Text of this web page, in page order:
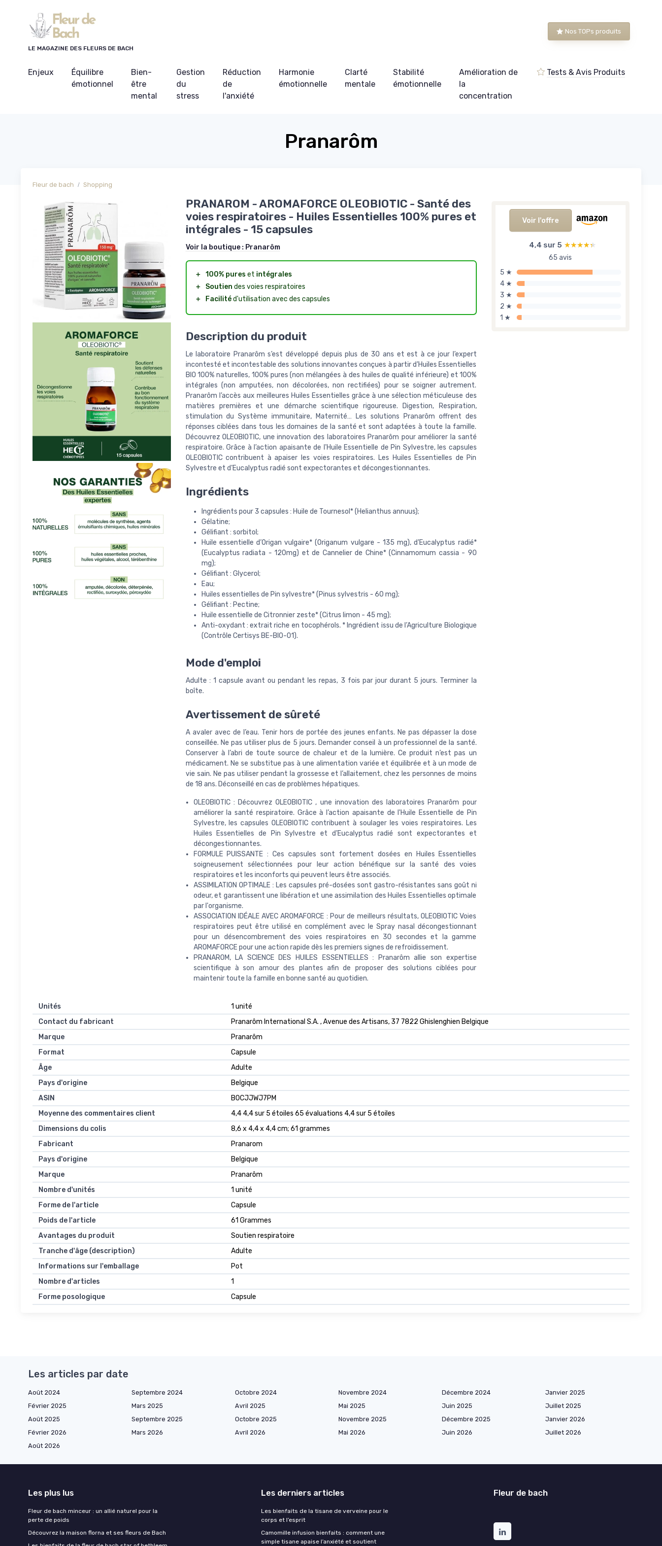
LE MAGAZINE DES FLEURS DE BACH
Nos TOPs produits
Enjeux
Équilibre
émotionnel
Bien-
être
mental
Gestion
du
stress
Réduction
de
l'anxiété
Harmonie
émotionnelle
Clarté
mentale
Stabilité
émotionnelle
Amélioration de
la
concentration
Tests & Avis Produits
Pranarôm
Fleur de bach Shopping
Voir l'offre
4,4 sur 5 ★★★★★
★★★★★
65 avis
5 ★
4 ★
3 ★
2 ★
1 ★
PRANAROM - AROMAFORCE OLEOBIOTIC - Santé des
voies respiratoires - Huiles Essentielles 100% pures et
intégrales - 15 capsules
Voir la boutique : Pranarôm
＋ 100% pures et intégrales
＋
Soutien des voies respiratoires
＋
Facilitéd'utilisation avec des capsules
Description du produit
Le laboratoire Pranarôm s’est développé depuis plus de 30 ans et est à ce jour l’expert
incontesté et incontestable des solutions innovantes conçues à partir d’Huiles Essentielles
BIO 100% naturelles, 100% pures (non mélangées à des huiles de qualité inférieure) et 100%
intégrales (non amputées, non décolorées, non rectifiées) pour se soigner autrement.
Pranarôm l’accès aux meilleures Huiles Essentielles grâce à une sélection méticuleuse des
matières premières et une démarche scientifique rigoureuse. Digestion, Respiration,
stimulation du Système immunitaire, Maternité… Les solutions Pranarôm offrent des
réponses ciblées dans tous les domaines de la santé et sont adaptées à toute la famille.
Découvrez OLEOBIOTIC, une innovation des laboratoires Pranarôm pour améliorer la santé
respiratoire. Grâce à l’action apaisante de l'Huile Essentielle de Pin Sylvestre, les capsules
OLEOBIOTIC contribuent à apaiser les voies respiratoires. Les Huiles Essentielles de Pin
Sylvestre et d’Eucalyptus radié sont expectorantes et décongestionnantes.
Ingrédients
Ingrédients pour 3 capsules : Huile de Tournesol* (Helianthus annuus);
Gélatine;
Gélifiant : sorbitol;
Huile essentielle d’Origan vulgaire* (Origanum vulgare - 135 mg), d’Eucalyptus radié*
(Eucalyptus radiata - 120mg) et de Cannelier de Chine* (Cinnamomum cassia - 90
mg);
Gélifiant : Glycerol;
Eau;
Huiles essentielles de Pin sylvestre* (Pinus sylvestris - 60 mg);
Gélifiant : Pectine;
Huile essentielle de Citronnier zeste* (Citrus limon - 45 mg);
Anti-oxydant : extrait riche en tocophérols. * Ingrédient issu de l’Agriculture Biologique
(Contrôle Certisys BE-BIO-01).
Mode d'emploi
Adulte : 1 capsule avant ou pendant les repas, 3 fois par jour durant 5 jours. Terminer la
boîte.
Avertissement de sûreté
A avaler avec de l’eau. Tenir hors de portée des jeunes enfants. Ne pas dépasser la dose
conseillée. Ne pas utiliser plus de 5 jours. Demander conseil à un professionnel de la santé.
Conserver à l’abri de toute source de chaleur et de la lumière. Ce produit n’est pas un
médicament. Ne se substitue pas à une alimentation variée et équilibrée et à un mode de
vie sain. Ne pas utiliser pendant la grossesse et l’allaitement, chez les personnes de moins
de 18 ans. Déconseillé en cas de problèmes hépatiques.
OLEOBIOTIC : Découvrez OLEOBIOTIC , une innovation des laboratoires Pranarôm pour
améliorer la santé respiratoire. Grâce à l’action apaisante de l'Huile Essentielle de Pin
Sylvestre, les capsules OLEOBIOTIC contribuent à soulager les voies respiratoires. Les
Huiles Essentielles de Pin Sylvestre et d’Eucalyptus radié sont expectorantes et
décongestionnantes.
FORMULE PUISSANTE : Ces capsules sont fortement dosées en Huiles Essentielles
soigneusement sélectionnées pour leur action bénéfique sur la santé des voies
respiratoires et les inconforts qui peuvent leurs être associés.
ASSIMILATION OPTIMALE : Les capsules pré-dosées sont gastro-résistantes sans goût ni
odeur, et garantissent une libération et une assimilation des Huiles Essentielles optimale
par l'organisme.
ASSOCIATION IDÉALE AVEC AROMAFORCE : Pour de meilleurs résultats, OLEOBIOTIC Voies
respiratoires peut être utilisé en complément avec le Spray nasal décongestionnant
pour un désencombrement des voies respiratoires en 30 secondes et la gamme
AROMAFORCE pour une action rapide dès les premiers signes de refroidissement.
PRANAROM, LA SCIENCE DES HUILES ESSENTIELLES : Pranarôm allie son expertise
scientifique à son amour des plantes afin de proposer des solutions ciblées pour
maintenir toute la famille en bonne santé au quotidien.
Unités
‎1 unité
Contact du fabricant
‎Pranarôm International S.A. , Avenue des Artisans, 37 7822 Ghislenghien Belgique
Marque
‎Pranarôm
Format
‎Capsule
Âge
‎Adulte
Pays d'origine
‎Belgique
ASIN
B0CJJWJ7PM
Moyenne des commentaires client
4,4 4,4 sur 5 étoiles 65 évaluations 4,4 sur 5 étoiles
Dimensions du colis
8,6 x 4,4 x 4,4 cm; 61 grammes
Fabricant
Pranarom
Pays d'origine
Belgique
Marque
Pranarôm
Nombre d'unités
1 unité
Forme de l'article
Capsule
Poids de l'article
61 Grammes
Avantages du produit
Soutien respiratoire
Tranche d'âge (description)
Adulte
Informations sur l'emballage
Pot
Nombre d'articles
1
Forme posologique
Capsule
Les articles par date
Août 2024 Septembre 2024 Octobre 2024 Novembre 2024 Décembre 2024
Janvier 2025
Février 2025
Mars 2025 Avril 2025 Mai 2025 Juin 2025
Juillet 2025
Août 2025
Septembre 2025 Octobre 2025 Novembre 2025 Décembre 2025
Janvier 2026
Février 2026
Mars 2026 Avril 2026 Mai 2026 Juin 2026
Juillet 2026
Août 2026
Les plus lus
Fleur de bach minceur : un allié naturel pour la
perte de poids
Découvrez la maison florna et ses fleurs de Bach
Les derniers articles
Les bienfaits de la tisane de verveine pour le
corps et l’esprit
Camomille infusion bienfaits : comment une
simple tisane apaise l’anxiété et soutient
Fleur de bach